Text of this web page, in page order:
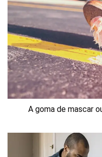
A goma de mascar